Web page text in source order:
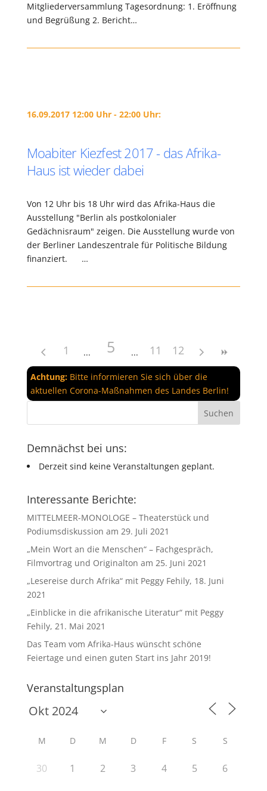
Mitgliederversammlung Tagesordnung: 1. Eröffnung
und Begrüßung 2. Bericht…
16.09.2017 12:00 Uhr - 22:00 Uhr:
Moabiter Kiezfest 2017 - das Afrika-
Haus ist wieder dabei
Von 12 Uhr bis 18 Uhr wird das Afrika-Haus die
Ausstellung "Berlin als postkolonialer
Gedächnisraum" zeigen. Die Ausstellung wurde von
der Berliner Landeszentrale für Politische Bildung
finanziert. …
1 5 11 12
Achtung:Bitte informieren Sie sich über die
aktuellen Corona-Maßnahmen des Landes Berlin!
Demnächst bei uns:
Derzeit sind keine Veranstaltungen geplant.
Interessante Berichte:
MITTELMEER-MONOLOGE – Theaterstück und
Podiumsdiskussion am 29. Juli 2021
„Mein Wort an die Menschen“ – Fachgespräch,
Filmvortrag und Originalton am 25. Juni 2021
„Lesereise durch Afrika“ mit Peggy Fehily, 18. Juni
2021
„Einblicke in die afrikanische Literatur“ mit Peggy
Fehily, 21. Mai 2021
Das Team vom Afrika-Haus wünscht schöne
Feiertage und einen guten Start ins Jahr 2019!
Veranstaltungsplan
M D M D F S S
30 1 2 3 4 5 6